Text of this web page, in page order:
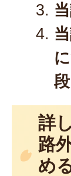
詳
路
め